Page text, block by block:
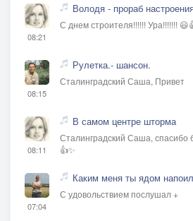
08:21
Володя - прораб
С днем строителя!!!!!! Ура!!!!!!!
08:15
Рулетка.- шансон.
Сталинградский Саша, Привет
08:11
В самом центре шторма
Сталинградский Саша, спасибо
👍✨
07:04
Каким меня ты ядом
С удовольствием послушал +